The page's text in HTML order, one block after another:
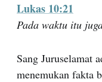
Lukas 10:21
Pada waktu itu
Sang Juruselamat
menemukan fakta